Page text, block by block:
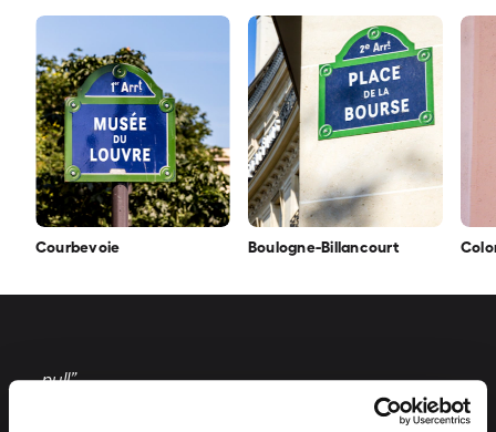
Courbevoie Boulogne-Billancourt
„null”